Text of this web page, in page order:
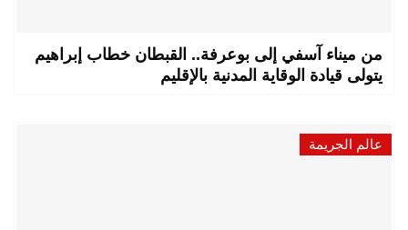
من ميناء آسفي إلى بوعرفة.. القبطان خطاب إبراهيم
يتولى قيادة الوقاية المدنية بالإقليم
عالم الجريمة